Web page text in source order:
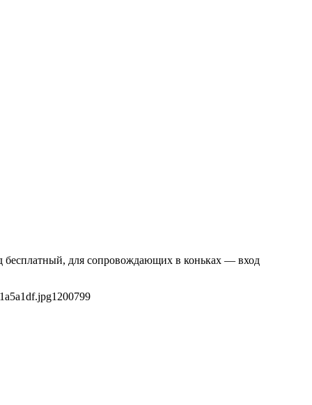
бесплатный, для сопровождающих в коньках — вход
1200799